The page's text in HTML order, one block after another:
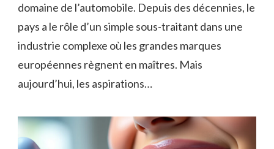
domaine de l’automobile. Depuis des décennies, le
pays a le rôle d’un simple sous-traitant dans une
industrie complexe où les grandes marques
européennes règnent en maîtres. Mais
aujourd’hui, les aspirations…